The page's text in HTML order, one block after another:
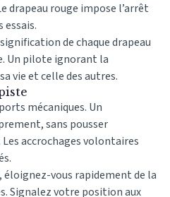
drapeau rouge impose l’arrêt
essais.
de chaque drapeau
Un pilote ignorant la
vie et celle des autres.
mécaniques. Un
sans pousser
accrochages volontaires
éloignez-vous rapidement de la
Signalez votre position aux